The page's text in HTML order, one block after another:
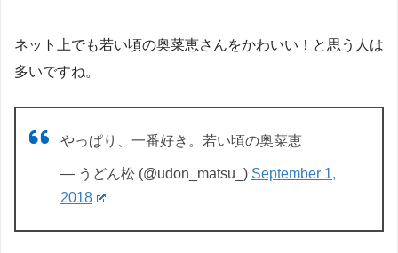
ネット上でも若い頃の奥菜恵さんをかわいい！と思う人は
多いですね。
やっぱり、一番好き。若い頃の奥菜恵
— うどん松 (@udon_matsu_) September 1,
2018